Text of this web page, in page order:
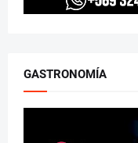
GASTRONOMÍA